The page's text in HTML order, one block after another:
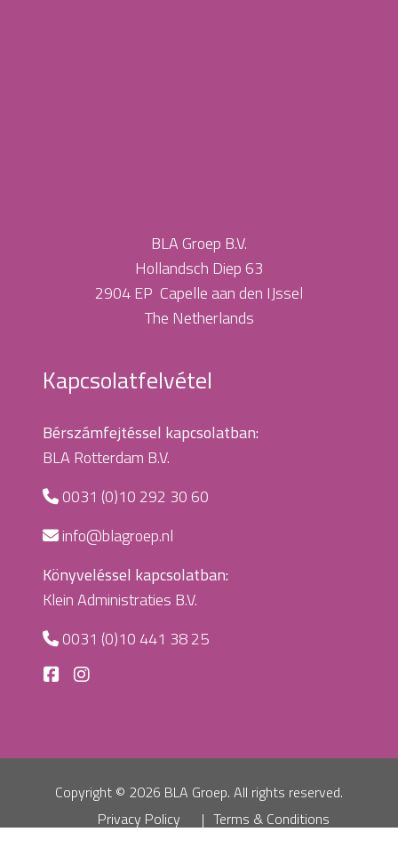
BLA Groep B.V.
Hollandsch Diep 63
2904 EP Capelle aan den IJssel
The Netherlands
Kapcsolatfelvétel
Bérszámfejtéssel kapcsolatban:
BLA Rotterdam B.V.
0031 (0)10 292 30 60
info@blagroep.nl
Könyveléssel kapcsolatban:
Klein Administraties B.V.
0031 (0)10 441 38 25
Copyright © 2026 BLA Groep. All rights reserved.
Privacy Policy
Terms & Conditions